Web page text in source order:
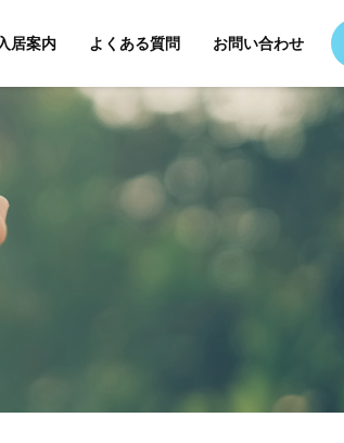
居案内 よくある質問 お問い合わせ